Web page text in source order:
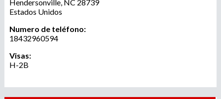
u
e
d
a
r
o
a
g
Hendersonville, NC 28739
Estados Unidos
Numero de teléfono:
18432960594
Visas:
H-2B